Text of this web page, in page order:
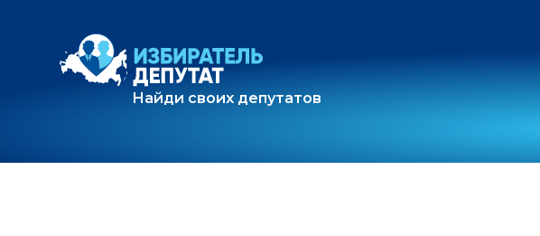
Найди своих депутатов